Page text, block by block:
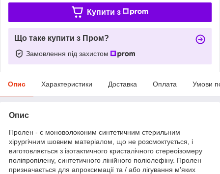
Купити з
Що таке купити з Пром?
Замовлення під захистом
Опис Характеристики Доставка Оплата Умови
Опис
Пролен - є моноволоконим синтетичним стерильним
хірургічним шовним матеріалом, що не розсмоктується, і
виготовляється з ізотактичного кристалічного стереоізомеру
поліпропілену, синтетичного лінійного поліолефіну. Пролен
призначається для апроксимації та / або лігування м'яких